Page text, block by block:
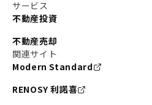
サービス
不動産投資
不動産売却
関連サイト
Modern Standard
RENOSY 利諾喜